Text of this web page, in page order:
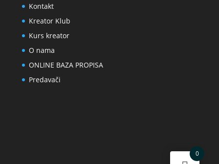
Kontakt
Kreator Klub
Kurs kreator
O nama
ONLINE BAZA PROPISA
Predavači
0